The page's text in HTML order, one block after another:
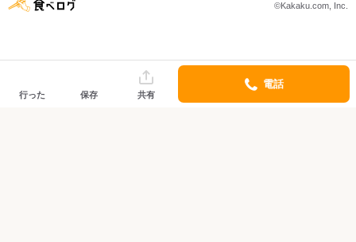
©Kakaku.com, Inc.
行った 保存 共有
電話